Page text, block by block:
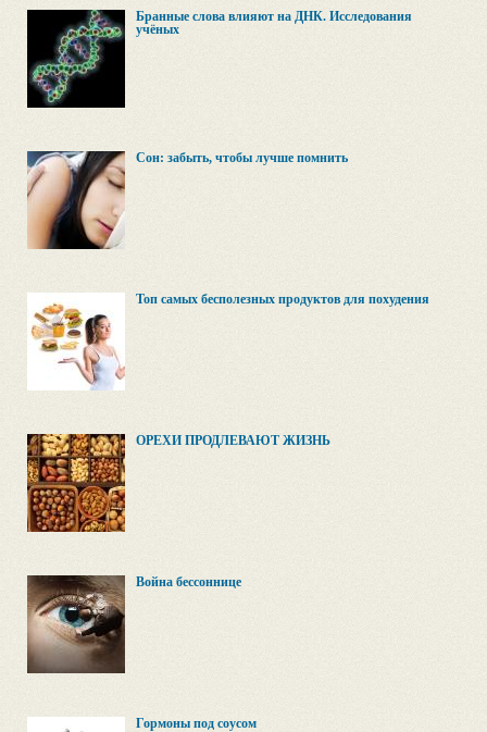
Бранные слова влияют на ДНК. Исследования
учёных
Сон: забыть, чтобы лучше помнить
Топ самых бесполезных продуктов для похудения
ОРЕХИ ПРОДЛЕВАЮТ ЖИЗНЬ
Война бессоннице
Гормоны под соусом